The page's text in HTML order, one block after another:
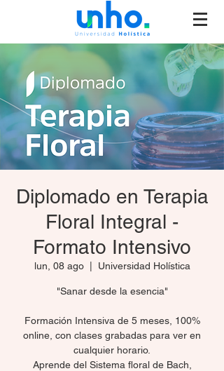
Diplomado en Terapia
Floral Integral -
Formato Intensivo
lun, 08 ago
  |
Universidad Holística
"Sanar desde la esencia"
Formación Intensiva de 5 meses, 100%
online, con clases grabadas para ver en
cualquier horario.
Aprende del Sistema floral de Bach,